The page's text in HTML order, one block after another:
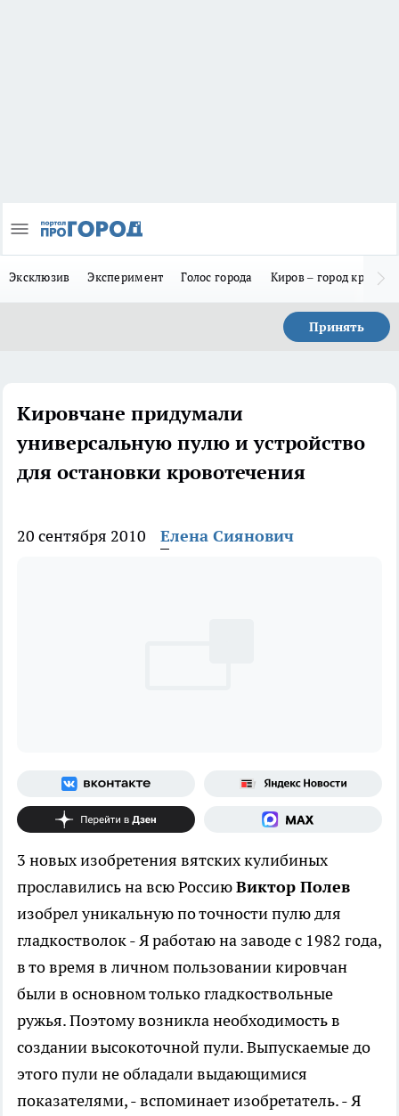
Эксклюзив Эксперимент Голос города Киров – город
Принять
Кировчане придумали
универсальную пулю и устройство
для остановки кровотечения
20 сентября 2010 Елена Сиянович
3 новых изобретения вятских кулибиных
прославились на всю РоссиюВиктор Полев
изобрел уникальную по точности пулю для
гладкостволок - Я работаю на заводе с 1982 года,
в то время в личном пользовании кировчан
были в основном только гладкоствольные
ружья. Поэтому возникла необходимость в
создании высокоточной пули. Выпускаемые до
этого пули не обладали выдающимися
показателями, - вспоминает изобретатель. - Я